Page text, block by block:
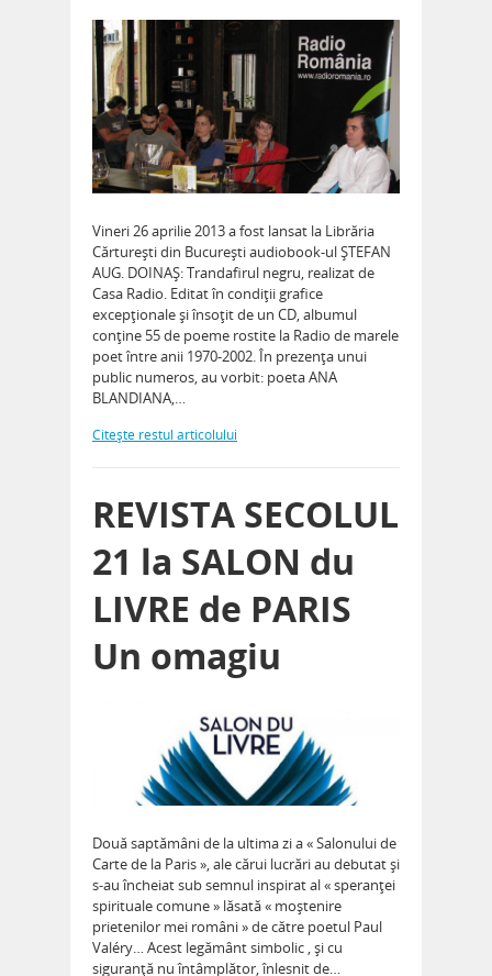
Vineri 26 aprilie 2013 a fost lansat la Librăria
Cărtureşti din Bucureşti audiobook-ul ŞTEFAN
AUG. DOINAŞ: Trandafirul negru, realizat de
Casa Radio. Editat în condiţii grafice
excepţionale şi însoţit de un CD, albumul
conţine 55 de poeme rostite la Radio de marele
poet între anii 1970-2002. În prezenţa unui
public numeros, au vorbit: poeta ANA
BLANDIANA,…
Citeşte restul articolului
REVISTA SECOLUL
21 la SALON du
LIVRE de PARIS
Un omagiu
Două saptămâni de la ultima zi a « Salonului de
Carte de la Paris », ale cărui lucrări au debutat şi
s-au încheiat sub semnul inspirat al « speranţei
spirituale comune » lăsată « moştenire
prietenilor mei români » de către poetul Paul
Valéry… Acest legământ simbolic , şi cu
siguranţă nu întâmplător, înlesnit de…